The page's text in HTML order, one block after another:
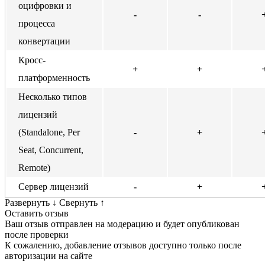
оцифровки и
процесса
конвертации
- -
Кросс-
платформенность
+ +
Несколько типов
лицензий
(Standalone, Per
Seat, Concurrent,
Remote)
- +
Сервер лицензий - +
Развернуть ↓ Свернуть ↑
Оставить отзыв
Ваш отзыв отправлен на модерацию и будет опубликован
после проверки
К сожалению, добавление отзывов доступно только после
авторизации на сайте